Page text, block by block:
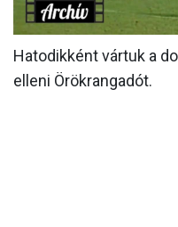
Hatodikként vártuk a
elleni Örökrangadót.